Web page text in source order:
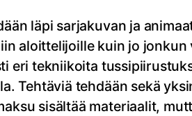
läpi sarjakuvan ja
aloittelijoille kuin jo
eri tekniikoita
Tehtäviä tehdään sekä
sisältää materiaalit,